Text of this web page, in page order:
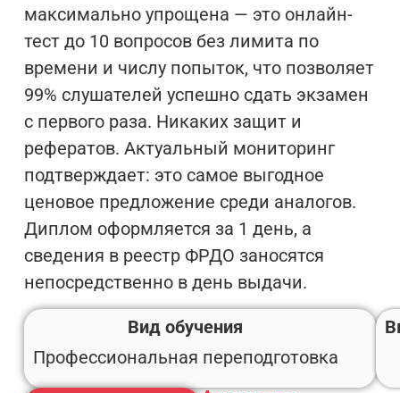
максимально упрощена — это онлайн-
тест до 10 вопросов без лимита по
времени и числу попыток, что позволяет
99% слушателей успешно сдать экзамен
с первого раза. Никаких защит и
рефератов. Актуальный мониторинг
подтверждает: это самое выгодное
ценовое предложение среди аналогов.
Диплом оформляется за 1 день, а
сведения в реестр ФРДО заносятся
непосредственно в день выдачи.
Вид обучения
Профессиональная переподготовка